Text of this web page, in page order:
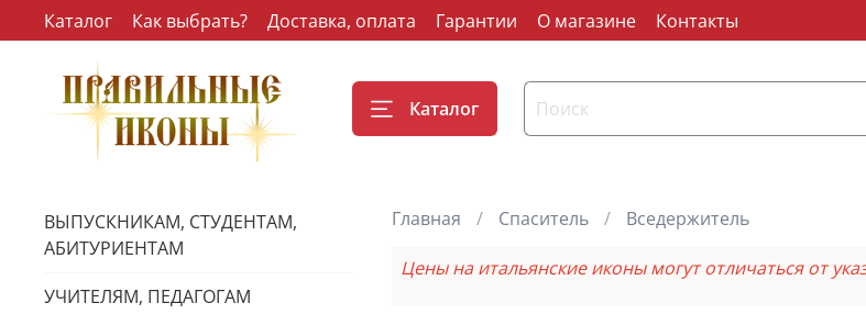
Каталог Как выбрать? Доставка, оплата Гарантии О магазине Контакты
Каталог
Главная Спаситель Вседержитель
Цены на итальянские иконы могут отличаться от
ВЫПУСКНИКАМ, СТУДЕНТАМ,
АБИТУРИЕНТАМ
УЧИТЕЛЯМ, ПЕДАГОГАМ